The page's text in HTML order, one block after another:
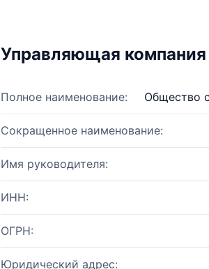
Управляющая компания
Полное наименование: Общество
Сокращенное наименование:
Имя руководителя:
ИНН:
ОГРН:
Юридический адрес: